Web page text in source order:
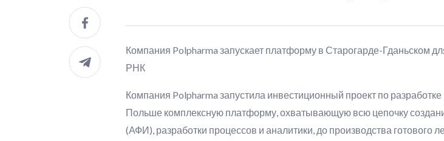
Компания Polpharma запускает платформу в Старогарде-Гданьском
РНК
Компания Polpharma запустила инвестиционный проект по
Польше комплексную платформу, охватывающую всю цепочку
(АФИ), разработки процессов и аналитики, до производства